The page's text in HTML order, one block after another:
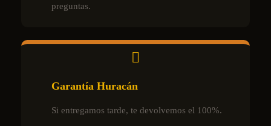
preguntas.
Garantía Huracán
Si entregamos tarde, te devolvemos el 100%.